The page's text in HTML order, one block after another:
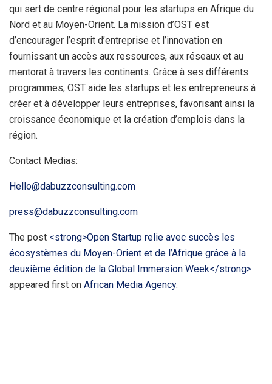
qui sert de centre régional pour les startups en Afrique du
Nord et au Moyen-Orient. La mission d’OST est
d’encourager l’esprit d’entreprise et l’innovation en
fournissant un accès aux ressources, aux réseaux et au
mentorat à travers les continents. Grâce à ses différents
programmes, OST aide les startups et les entrepreneurs à
créer et à développer leurs entreprises, favorisant ainsi la
croissance économique et la création d’emplois dans la
région.
Contact Medias:
Hello@dabuzzconsulting.com
press@dabuzzconsulting.com
The post <strong>Open Startup relie avec succès les
écosystèmes du Moyen-Orient et de l’Afrique grâce à la
deuxième édition de la Global Immersion Week</strong>
appeared first on African Media Agency.